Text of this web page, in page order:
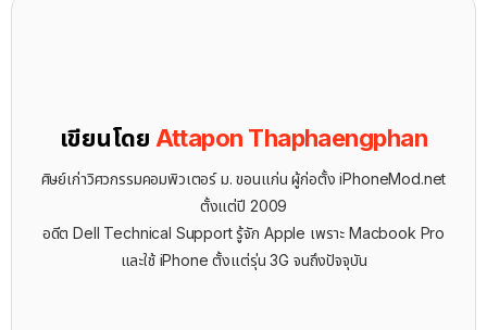
เขียนโดย Attapon Thaphaengphan
ศิษย์เก่าวิศวกรรมคอมพิวเตอร์ ม. ขอนแก่น ผู้ก่อตั้ง iPhoneMod.net
ตั้งแต่ปี 2009
อดีต Dell Technical Support รู้จัก ​Apple เพราะ Macbook Pro
และใช้ iPhone ตั้งแต่รุ่น 3G จนถึงปัจจุบัน